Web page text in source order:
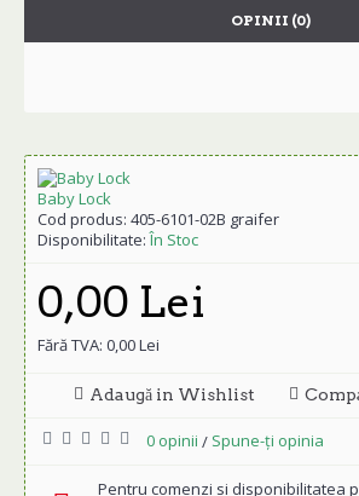
OPINII (0)
Baby Lock
Cod produs: 405-6101-02B graifer
Disponibilitate:În Stoc
0,00 Lei
Fără TVA: 0,00 Lei
Adaugă in Wishlist
0 opinii / Spune-ţi opinia
Pentru comenzi si disponibilitatea